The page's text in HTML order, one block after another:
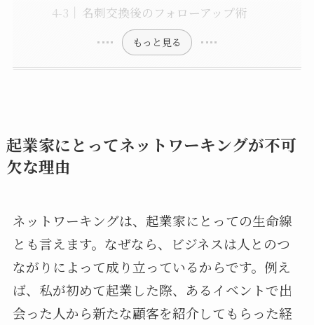
名刺交換後のフォローアップ術
もっと見る
起業家にとってネットワーキングが不可
欠な理由
ネットワーキングは、起業家にとっての生命線
とも言えます。なぜなら、ビジネスは人とのつ
ながりによって成り立っているからです。例え
ば、私が初めて起業した際、あるイベントで出
会った人から新たな顧客を紹介してもらった経